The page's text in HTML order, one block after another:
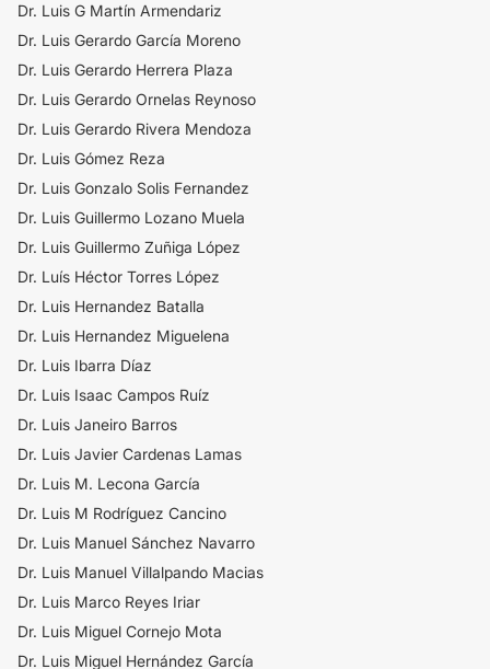
Dr. Luis G Martín Armendariz
Dr. Luis Gerardo García Moreno
Dr. Luis Gerardo Herrera Plaza
Dr. Luis Gerardo Ornelas Reynoso
Dr. Luis Gerardo Rivera Mendoza
Dr. Luis Gómez Reza
Dr. Luis Gonzalo Solis Fernandez
Dr. Luis Guillermo Lozano Muela
Dr. Luis Guillermo Zuñiga López
Dr. Luís Héctor Torres López
Dr. Luis Hernandez Batalla
Dr. Luis Hernandez Miguelena
Dr. Luis Ibarra Díaz
Dr. Luis Isaac Campos Ruíz
Dr. Luis Janeiro Barros
Dr. Luis Javier Cardenas Lamas
Dr. Luis M. Lecona García
Dr. Luis M Rodríguez Cancino
Dr. Luis Manuel Sánchez Navarro
Dr. Luis Manuel Villalpando Macias
Dr. Luis Marco Reyes Iriar
Dr. Luis Miguel Cornejo Mota
Dr. Luis Miguel Hernández García